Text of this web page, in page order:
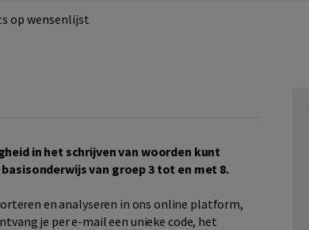
op wensenlijst
in het schrijven van woorden kunt
van groep 3 tot en met 8.
en analyseren in ons online platform,
je per e-mail een unieke code, het